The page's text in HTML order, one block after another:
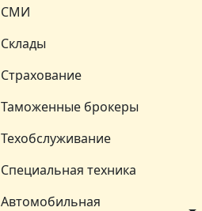
СМИ
Склады
Страхование
Таможенные брокеры
Техобслуживание
Специальная техника
Автомобильная